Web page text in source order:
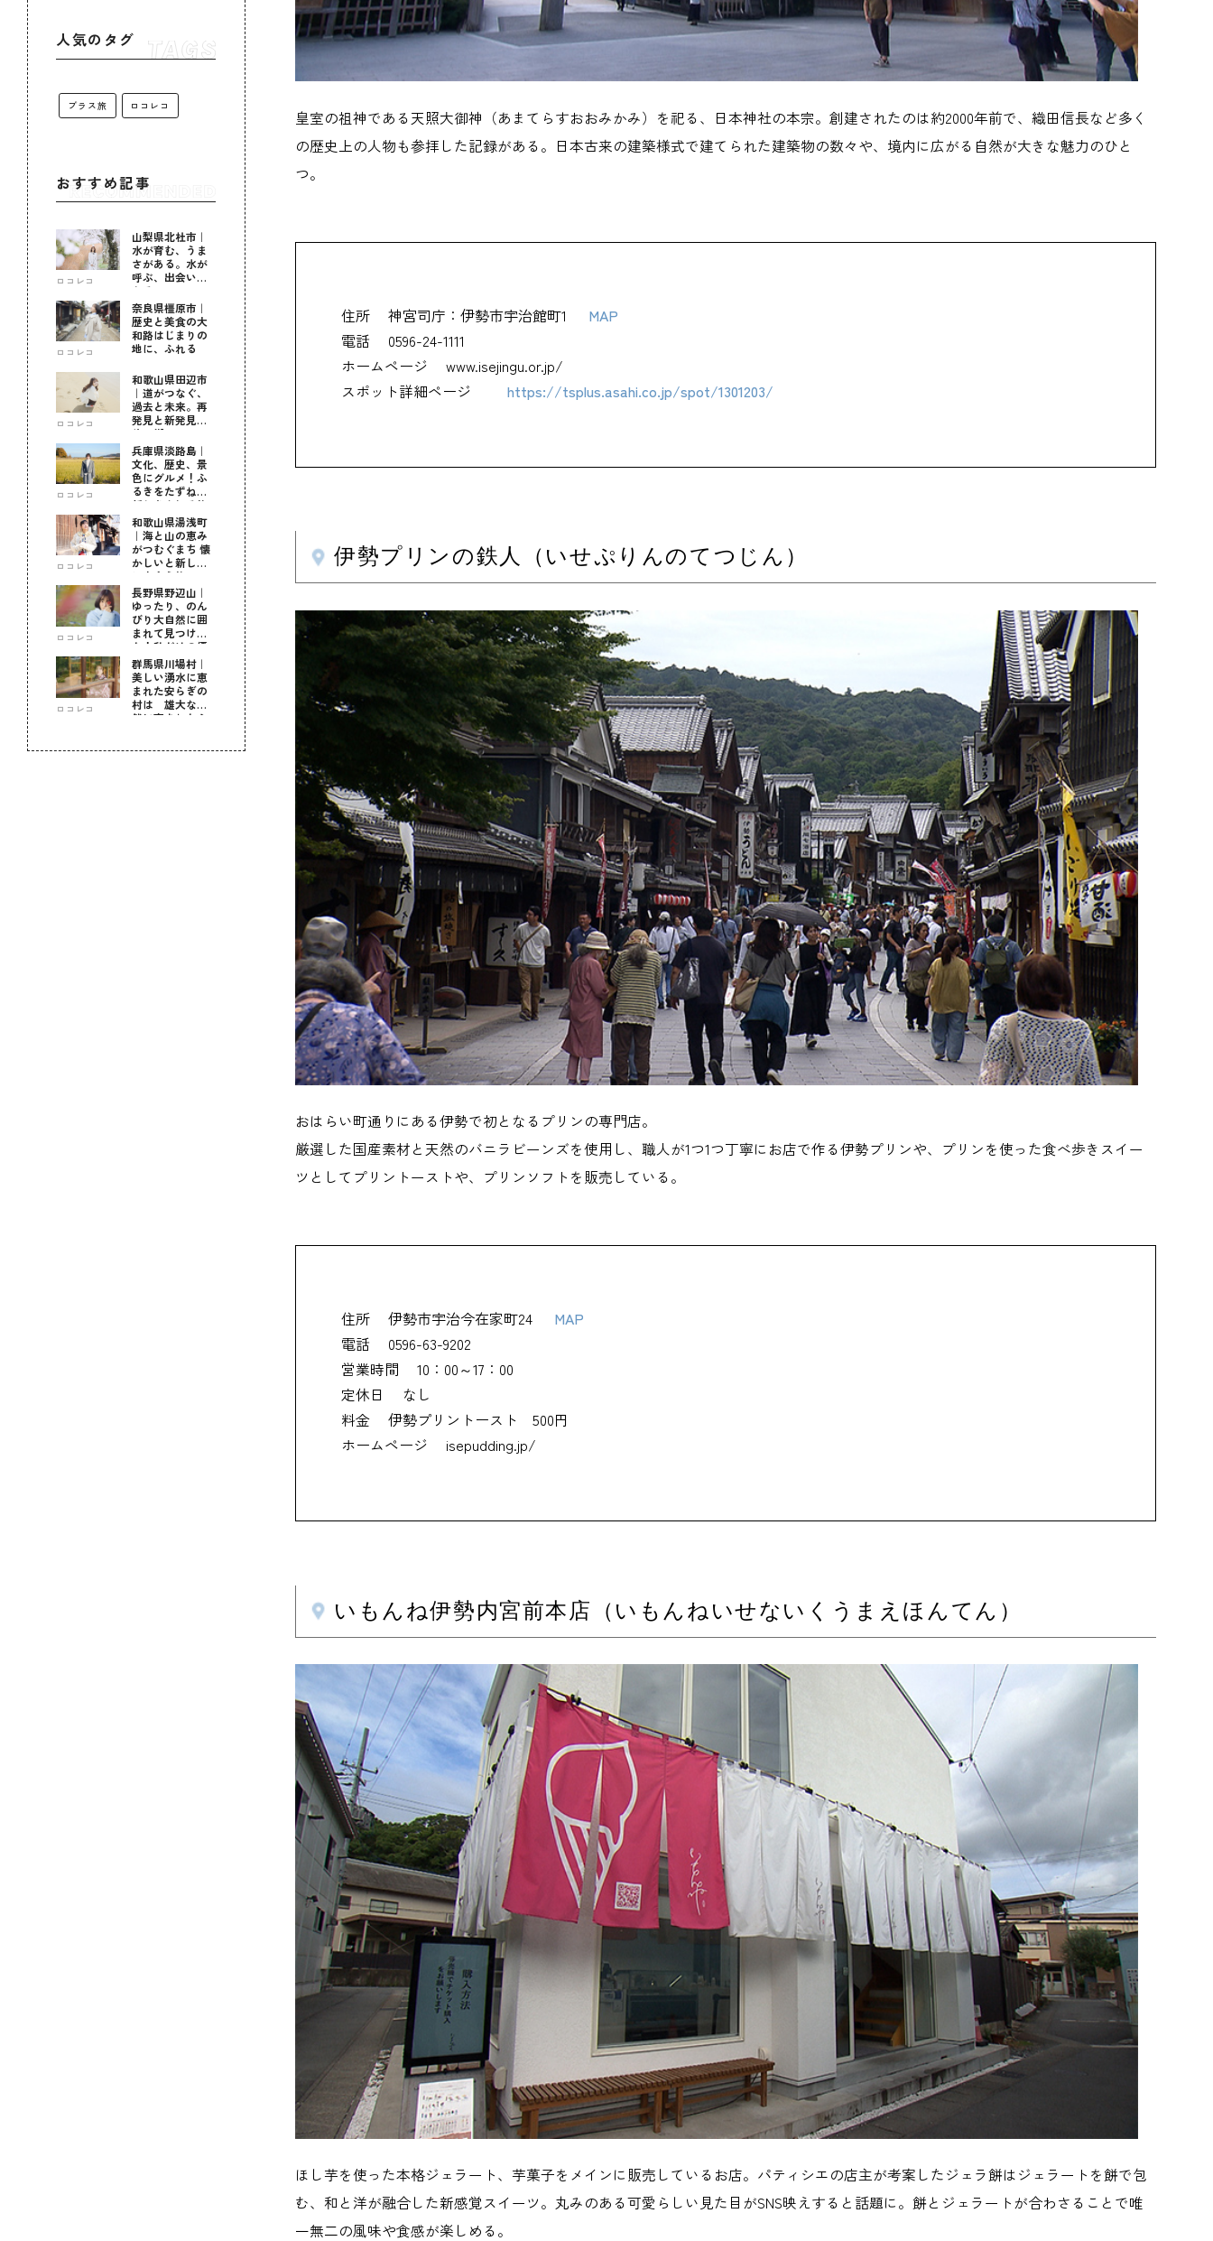
人気のタグ
プラス旅 ロコレコ
おすすめ記事
ロコレコ
山梨県北杜市｜
水が育む、うま
さがある。水が
呼ぶ、出会いが
ある。
ロコレコ
奈良県橿原市｜
歴史と美食の大
和路はじまりの
地に、ふれる
ロコレコ
和歌山県田辺市
｜道がつなぐ、
過去と未来。再
発見と新発見の
待つ街へ
ロコレコ
兵庫県淡路島｜
文化、歴史、景
色にグルメ！ふ
るきをたずねて
新しきを知る旅
ロコレコ
和歌山県湯浅町
｜海と山の恵み
がつむぐまち 懐
かしいと新しい
に出会う旅
ロコレコ
長野県野辺山｜
ゆったり、のん
びり大自然に囲
まれて見つけ
た！私だけの優
しい自分時間
ロコレコ
群馬県川場村｜
美しい湧水に恵
まれた安らぎの
村は 雄大な自
然に育まれた心
皇室の祖神である天照大御神（あまてらすおおみかみ）を祀る、日本神社の本宗。創建されたのは約2000年前で、織田信長など多く
の歴史上の人物も参拝した記録がある。日本古来の建築様式で建てられた建築物の数々や、境内に広がる自然が大きな魅力のひと
つ。
住所 神宮司庁：伊勢市宇治館町1
MAP
電話
0596-24-1111
ホームページ
www.isejingu.or.jp/
スポット詳細ページ
https://tsplus.asahi.co.jp/spot/1301203/
伊勢プリンの鉄人（いせぷりんのてつじん）
おはらい町通りにある伊勢で初となるプリンの専門店。
厳選した国産素材と天然のバニラビーンズを使用し、職人が1つ1つ丁寧にお店で作る伊勢プリンや、プリンを使った食べ歩きスイー
ツとしてプリントーストや、プリンソフトを販売している。
住所 伊勢市宇治今在家町24
MAP
電話
0596-63-9202
営業時間
10：00～17：00
定休日
なし
料金
伊勢プリントースト 500円
ホームページ
isepudding.jp/
いもんね伊勢内宮前本店（いもんねいせないくうまえほんてん）
ほし芋を使った本格ジェラート、芋菓子をメインに販売しているお店。パティシエの店主が考案したジェラ餅はジェラートを餅で包
む、和と洋が融合した新感覚スイーツ。丸みのある可愛らしい見た目がSNS映えすると話題に。餅とジェラートが合わさることで唯
一無二の風味や食感が楽しめる。